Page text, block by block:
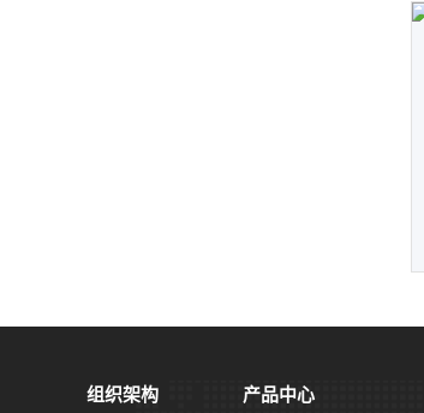
组织架构 产品中心